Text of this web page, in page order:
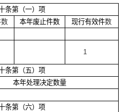
条第（一）项
本年废止件数 现行有效件数
1
条第（五）项
本年处理决定数量
条第（六）项